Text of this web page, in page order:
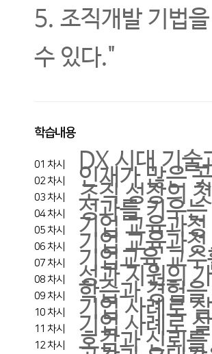
5. 조직개발 기법
수 있다."
학습내용
01 차시 DX 시대 기술
02 차시 인재가 많은
03 차시 조직 성장의
04 차시 성과를 키우
05 차시 기업 교육과
06 차시 기업 교육과
07 차시 기업교육 교
08 차시 성과 지원의
09 차시 학습과 경험
10 차시 기업 사례로
11 차시 기업 사례로
12 차시 호감과 신뢰